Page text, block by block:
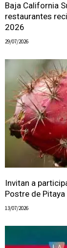
Baja California
restaurantes
2026
29/07/2026
Invitan a
Postre de
13/07/2026